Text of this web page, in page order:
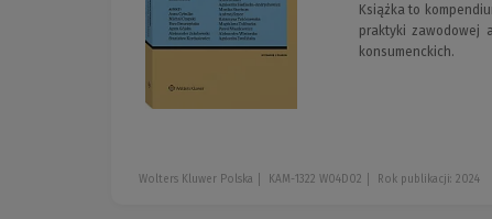
Książka to
praktyki zawodowej
konsumenckich.
Wolters Kluwer Polska KAM-1322 W04D02 Rok publikacji: 2024